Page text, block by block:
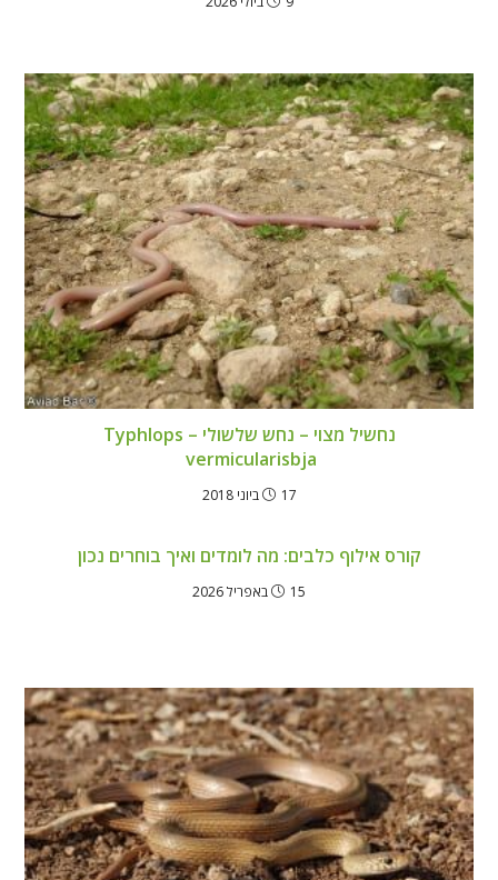
נחשיל מצוי – נחש שלשולי – Typhlops
vermicularisbja
17 ביוני 2018
קורס אילוף כלבים: מה לומדים ואיך בוחרים נכון
15 באפריל 2026